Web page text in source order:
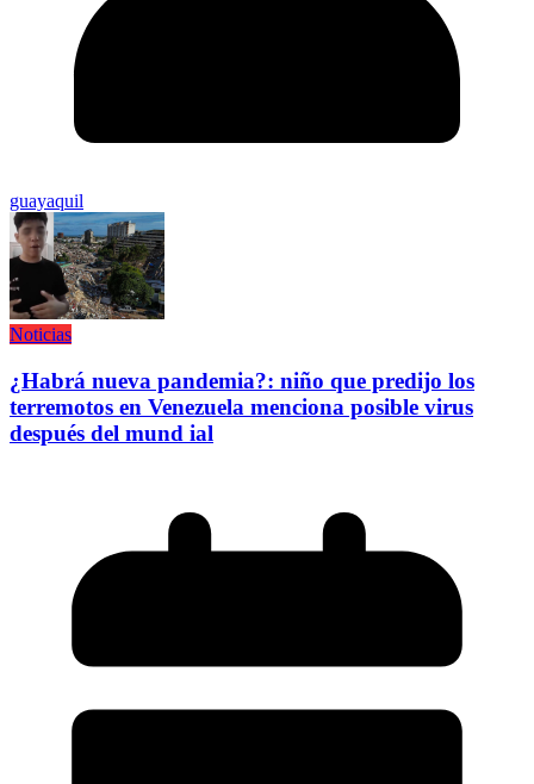
guayaquil
Noticias
¿Habrá nueva pandemia?: niño que predijo los
terremotos en Venezuela menciona posible virus
después del mund ial